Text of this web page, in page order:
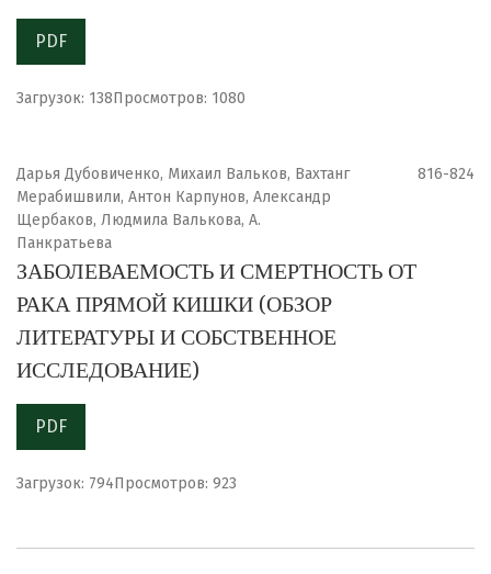
PDF
Загрузок: 138Просмотров: 1080
Дарья Дубовиченко, Михаил Вальков, Вахтанг
Мерабишвили, Антон Карпунов, Александр
Щербаков, Людмила Валькова, А.
Панкратьева
816-824
ЗАБОЛЕВАЕМОСТЬ И СМЕРТНОСТЬ ОТ
РАКА ПРЯМОЙ КИШКИ (ОБЗОР
ЛИТЕРАТУРЫ И СОБСТВЕННОЕ
ИССЛЕДОВАНИЕ)
PDF
Загрузок: 794Просмотров: 923